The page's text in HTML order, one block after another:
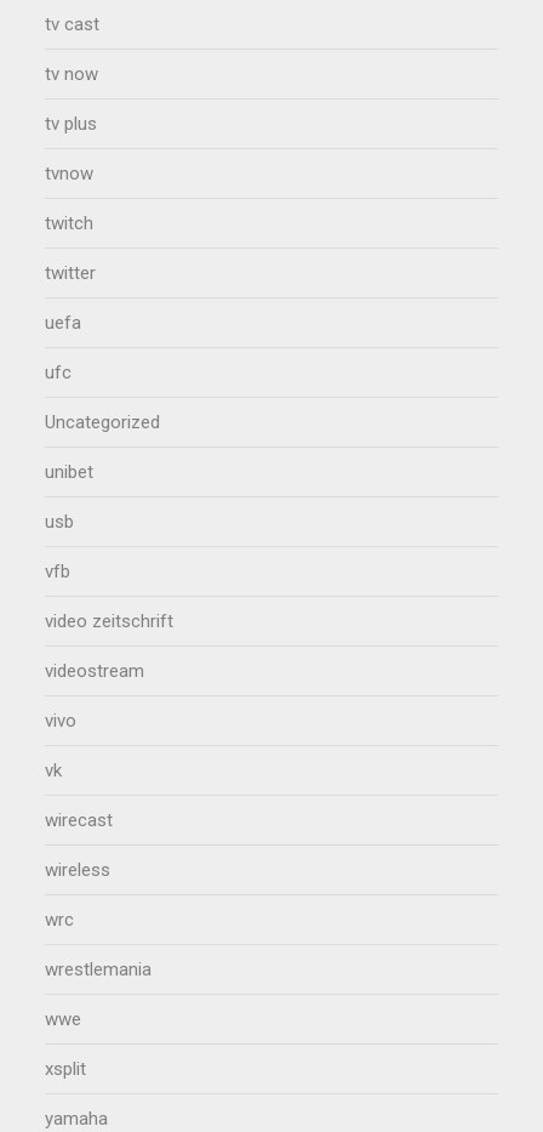
tv cast
tv now
tv plus
tvnow
twitch
twitter
uefa
ufc
Uncategorized
unibet
usb
vfb
video zeitschrift
videostream
vivo
vk
wirecast
wireless
wrc
wrestlemania
wwe
xsplit
yamaha